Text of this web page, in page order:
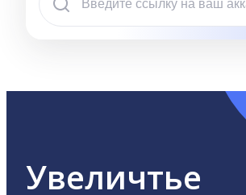
Увеличтье